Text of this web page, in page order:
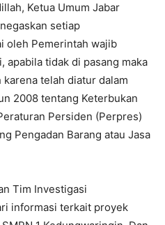
Ketua Umum Jabar
setiap
oleh Pemerintah wajib
apabila tidak di pasang maka
telah diatur dalam
2008 tentang Keterbukan
Persiden (Perpres)
Pengadan Barang atau Jasa
Tim Investigasi
informasi terkait proyek